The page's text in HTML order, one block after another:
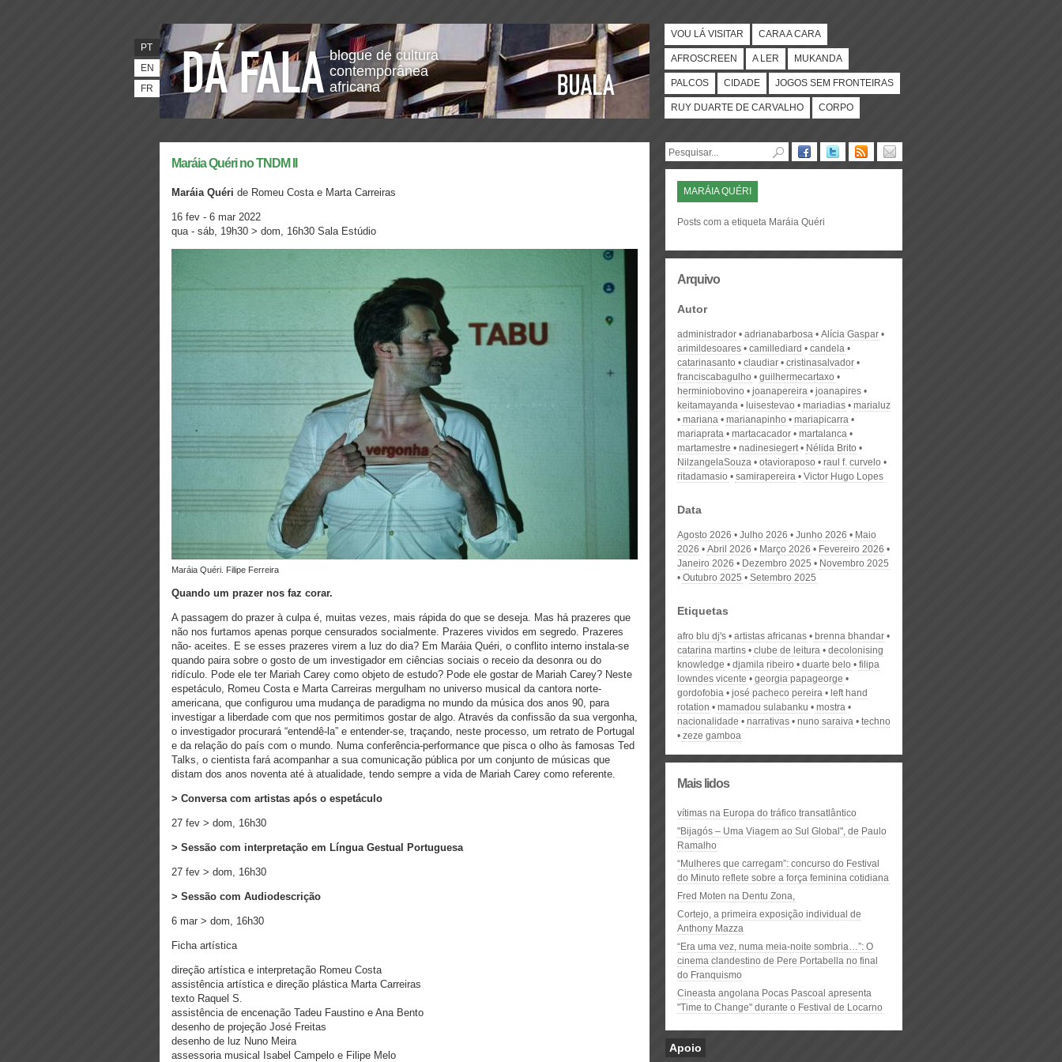
blogue de cultura
contemporânea
africana
PT
EN
FR
VOU LÁ VISITAR CARA A CARA
AFROSCREEN A LER MUKANDA
PALCOS CIDADE JOGOS SEM FRONTEIRAS
RUY DUARTE DE CARVALHO CORPO
Maráia Quéri no TNDM II
Maráia Quéri de Romeu Costa e Marta Carreiras
16 fev - 6 mar 2022
qua - sáb, 19h30 > dom, 16h30 Sala Estúdio
Maráia Quéri. Filipe Ferreira
Quando um prazer nos faz corar.
A passagem do prazer à culpa é, muitas vezes, mais rápida do que se deseja. Mas há prazeres que
não nos furtamos apenas porque censurados socialmente. Prazeres vividos em segredo. Prazeres
não- aceites. E se esses prazeres virem a luz do dia? Em Maráia Quéri, o conflito interno instala-se
quando paira sobre o gosto de um investigador em ciências sociais o receio da desonra ou do
ridículo. Pode ele ter Mariah Carey como objeto de estudo? Pode ele gostar de Mariah Carey? Neste
espetáculo, Romeu Costa e Marta Carreiras mergulham no universo musical da cantora norte-
americana, que configurou uma mudança de paradigma no mundo da música dos anos 90, para
investigar a liberdade com que nos permitimos gostar de algo. Através da confissão da sua vergonha,
o investigador procurará “entendê-la” e entender-se, traçando, neste processo, um retrato de Portugal
e da relação do país com o mundo. Numa conferência-performance que pisca o olho às famosas Ted
Talks, o cientista fará acompanhar a sua comunicação pública por um conjunto de músicas que
distam dos anos noventa até à atualidade, tendo sempre a vida de Mariah Carey como referente.
> Conversa com artistas após o espetáculo
27 fev > dom, 16h30
> Sessão com interpretação em Língua Gestual Portuguesa
27 fev > dom, 16h30
> Sessão com Audiodescrição
6 mar > dom, 16h30
Ficha artística
direção artística e interpretação Romeu Costa
assistência artística e direção plástica Marta Carreiras
texto Raquel S.
assistência de encenação Tadeu Faustino e Ana Bento
desenho de projeção José Freitas
desenho de luz Nuno Meira
assessoria musical Isabel Campelo e Filipe Melo
MARÁIA QUÉRI
Posts com a etiqueta Maráia Quéri
Arquivo
Autor
administrador adrianabarbosa
Alícia Gaspar
arimildesoares
camillediard
candela
catarinasanto
claudiar
cristinasalvador
franciscabagulho
guilhermecartaxo
herminiobovino
joanapereira
joanapires
keitamayanda
luisestevao mariadias
marialuz
mariana
marianapinho
mariapicarra
mariaprata
martacacador
martalanca
martamestre
nadinesiegert
Nélida Brito
NilzangelaSouza
otavioraposo
raul f. curvelo
ritadamasio
samirapereira Victor Hugo Lopes
Data
Agosto 2026 Julho 2026 Junho 2026
Maio
2026
Abril 2026 Março 2026
Fevereiro 2026
Janeiro 2026
Dezembro 2025
Novembro 2025
Outubro 2025
Setembro 2025
Etiquetas
afro blu dj's artistas africanas
brenna bhandar
catarina martins
clube de leitura
decolonising
knowledge
djamila ribeiro duarte belo
filipa
lowndes vicente
georgia papageorge
gordofobia
josé pacheco pereira
left hand
rotation
mamadou sulabanku
mostra
nacionalidade
narrativas nuno saraiva
techno
zeze gamboa
Mais lidos
vítimas na Europa do tráfico transatlântico
"Bijagós – Uma Viagem ao Sul Global", de Paulo
Ramalho
“Mulheres que carregam”: concurso do Festival
do Minuto reflete sobre a força feminina cotidiana
Fred Moten na Dentu Zona,
Cortejo, a primeira exposição individual de
Anthony Mazza
“Era uma vez, numa meia-noite sombria…”: O
cinema clandestino de Pere Portabella no final
do Franquismo
Cineasta angolana Pocas Pascoal apresenta
"Time to Change" durante o Festival de Locarno
Apoio